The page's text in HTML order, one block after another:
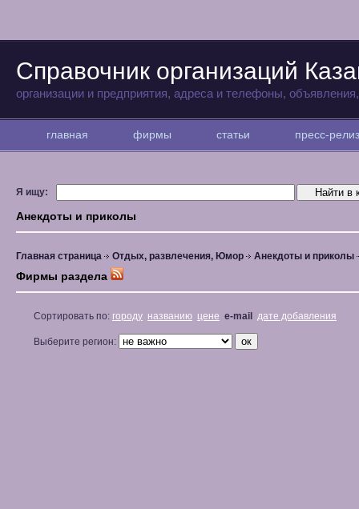
Справочник организаций
организации и предприятия, адреса и телефоны,
главная фирмы статьи пресс-
Я ищу:
Анекдоты и приколы
Главная страница Отдых, развлечения, Юмор Анекдоты и приколы
Фирмы раздела
Сортировать по: городу названию цене e-mail дате добавления
Выберите регион: